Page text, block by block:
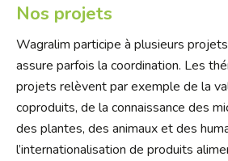
Nos projets
Wagralim participe à plusieurs
assure parfois la coordination. Les
projets relèvent par exemple de la
coproduits, de la connaissance des
des plantes, des animaux et des
l’internationalisation de produits